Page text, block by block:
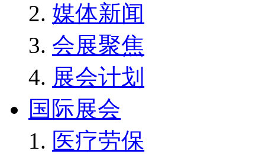
媒体新闻
会展聚焦
展会计划
国际展会
医疗劳保